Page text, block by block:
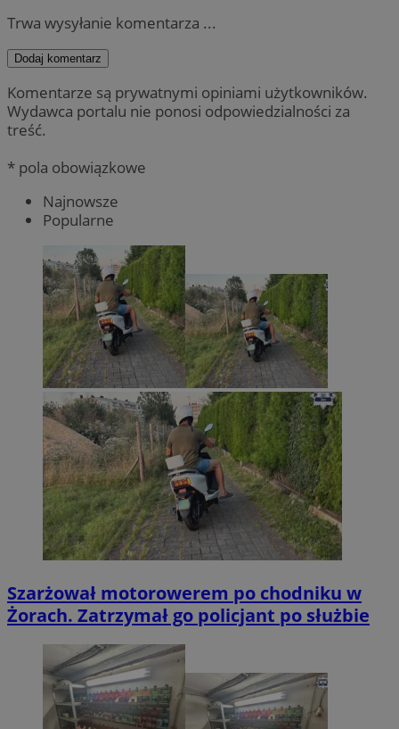
Trwa wysyłanie komentarza ...
Dodaj komentarz
Komentarze są prywatnymi opiniami użytkowników.
Wydawca portalu nie ponosi odpowiedzialności za
treść.
* pola obowiązkowe
Najnowsze
Popularne
Szarżował motorowerem po chodniku w
Żorach. Zatrzymał go policjant po służbie